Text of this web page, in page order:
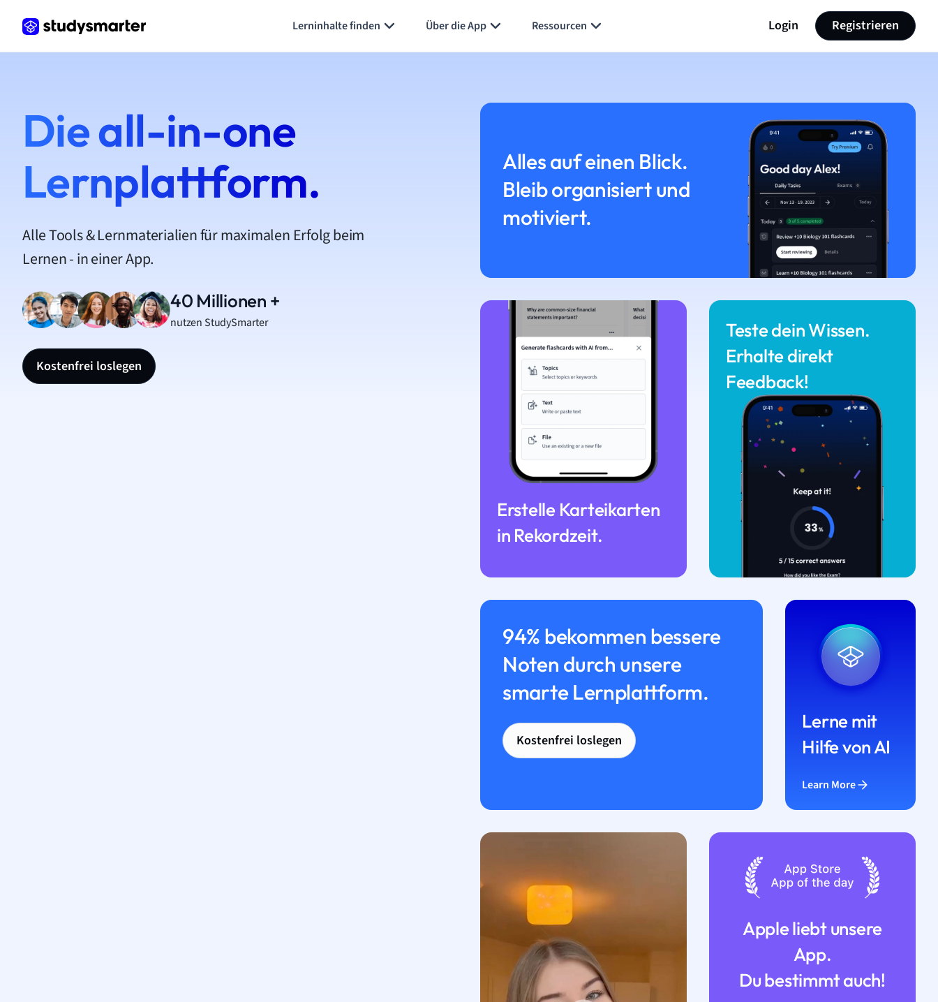
Lerninhalte finden Über die App Ressourcen Login Registrieren
Die all-in-one
Lernplattform.
Alle Tools & Lernmaterialien für maximalen Erfolg beim
Lernen - in einer App.
40 Millionen +
nutzen StudySmarter
Kostenfrei loslegen
Alles auf einen Blick.
Bleib organisiert und
motiviert.
Erstelle Karteikarten
in Rekordzeit.
Teste dein Wissen.
Erhalte direkt
Feedback!
94% bekommen bessere
Noten durch unsere
smarte Lernplattform.
Kostenfrei loslegen
Lerne mit
Hilfe von AI
Learn More
Apple liebt unsere
App.
Du bestimmt auch!